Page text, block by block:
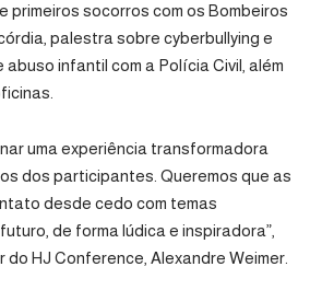
primeiros socorros com os Bombeiros
palestra sobre cyberbullying e
infantil com a Polícia Civil, além
uma experiência transformadora
dos participantes. Queremos que as
desde cedo com temas
de forma lúdica e inspiradora”,
HJ Conference, Alexandre Weimer.